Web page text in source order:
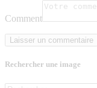
Comment
Rechercher une image